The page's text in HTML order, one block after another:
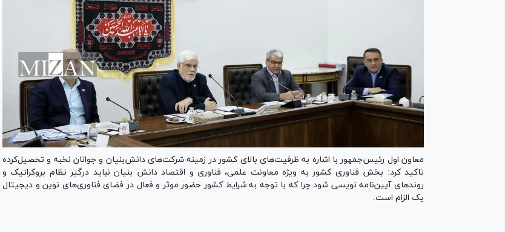
معاون اول رئیس‌جمهور با اشاره به ظرفیت‌های بالای کشور در زمینه شرکت‌های دانش‌بنیان و جوانان نخبه و تحصیل‌کرده
تاکید کرد: بخش فناوری کشور به ویژه معاونت علمی، فناوری و اقتصاد دانش بنیان نباید درگیر نظام بروکراتیک و
روندهای آیین‌نامه نویسی شود چرا که با توجه به شرایط کشور حضور موثر و فعال در فضای فناوری‌های نوین و دیجیتال
یک الزام است.